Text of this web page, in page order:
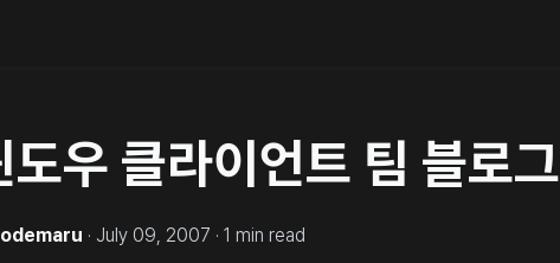
도우 클라이언트 팀 블로그
· July 09, 2007 · 1 min read